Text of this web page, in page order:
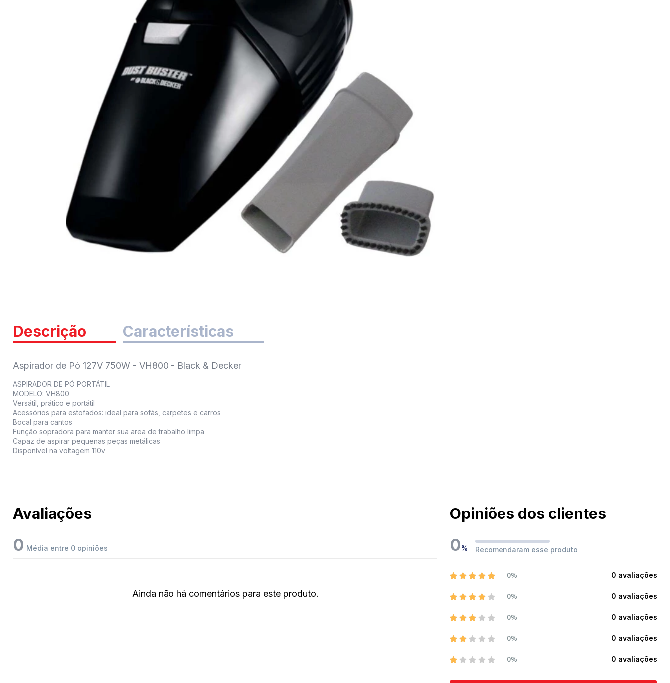
Mixer
Processadores
Ventilador
Sanduicheira Peças
Umidificador Peças
Liquidificador
Panelas Elétricas
Serras Marmores
Serras Tico-Tico
Serras Rápidas / Policorte
Descrição
Aspirador de Pó 127V 750W - VH800 - Black & Decker
ASPIRADOR DE PÓ PORTÁTIL
MODELO: VH800
Versátil, prático e portátil
Acessórios para estofados: ideal para sofás, carpetes e carros
Bocal para cantos
Função sopradora para manter sua area de trabalho limpa
Capaz de aspirar pequenas peças metálicas
Disponível na voltagem 110v
Características
Avaliações
0 Média entre 0 opiniões
Ainda não há comentários para este produto.
Opiniões dos clientes
0% Recomendaram esse produto
0% 0 avaliações
0% 0 avaliações
0% 0 avaliações
0% 0 avaliações
0% 0 avaliações